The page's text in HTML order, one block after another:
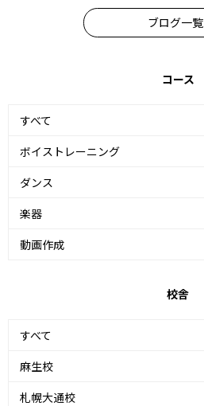
ブログ一覧
コース
すべて
ボイストレーニング
ダンス
楽器
動画作成
校舎
すべて
麻生校
札幌大通校